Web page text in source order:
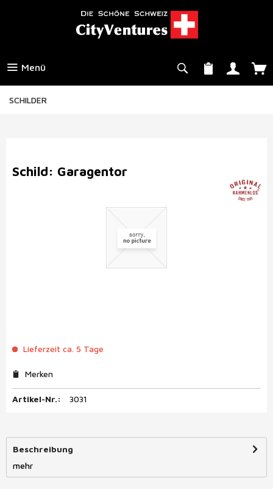
Menü
SCHILDER
Schild: Garagentor
Lieferzeit ca. 5 Tage
Merken
Artikel-Nr.: 3031
Beschreibung
mehr